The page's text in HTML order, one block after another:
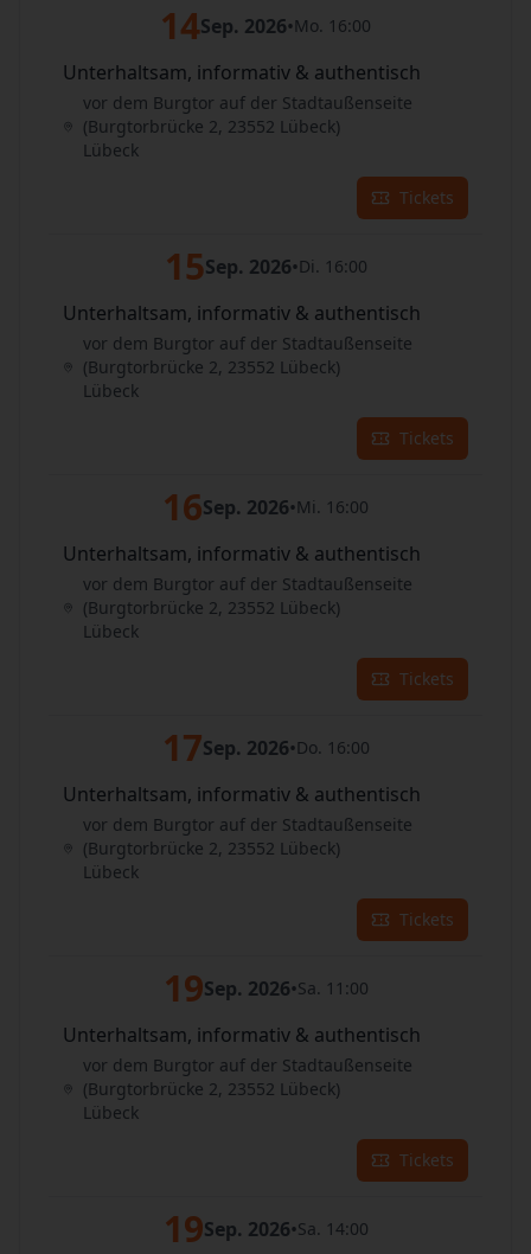
14Sep. 2026•Mo. 16:00
Unterhaltsam, informativ & authentisch
vor dem Burgtor auf der Stadtaußenseite
(Burgtorbrücke 2, 23552 Lübeck)
Lübeck
Tickets
15Sep. 2026•Di. 16:00
Unterhaltsam, informativ & authentisch
vor dem Burgtor auf der Stadtaußenseite
(Burgtorbrücke 2, 23552 Lübeck)
Lübeck
Tickets
16Sep. 2026•Mi. 16:00
Unterhaltsam, informativ & authentisch
vor dem Burgtor auf der Stadtaußenseite
(Burgtorbrücke 2, 23552 Lübeck)
Lübeck
Tickets
17Sep. 2026•Do. 16:00
Unterhaltsam, informativ & authentisch
vor dem Burgtor auf der Stadtaußenseite
(Burgtorbrücke 2, 23552 Lübeck)
Lübeck
Tickets
19Sep. 2026•Sa. 11:00
Unterhaltsam, informativ & authentisch
vor dem Burgtor auf der Stadtaußenseite
(Burgtorbrücke 2, 23552 Lübeck)
Lübeck
Tickets
19Sep. 2026•Sa. 14:00